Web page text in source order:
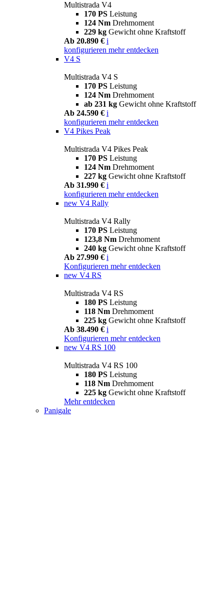
Multistrada V4
170 PS Leistung
124 Nm Drehmoment
229 kg Gewicht ohne Kraftstoff
Ab 20.890 € i
konfigurieren mehr entdecken
V4 S
Multistrada V4 S
170 PS Leistung
124 Nm Drehmoment
ab 231 kg Gewicht ohne Kraftstoff
Ab 24.590 € i
konfigurieren mehr entdecken
V4 Pikes Peak
Multistrada V4 Pikes Peak
170 PS Leistung
124 Nm Drehmoment
227 kg Gewicht ohne Kraftstoff
Ab 31.990 € i
konfigurieren mehr entdecken
new V4 Rally
Multistrada V4 Rally
170 PS Leistung
123,8 Nm Drehmoment
240 kg Gewicht ohne Kraftstoff
Ab 27.990 € i
Konfigurieren mehr entdecken
new V4 RS
Multistrada V4 RS
180 PS Leistung
118 Nm Drehmoment
225 kg Gewicht ohne Kraftstoff
Ab 38.490 € i
Konfigurieren mehr entdecken
new V4 RS 100
Multistrada V4 RS 100
180 PS Leistung
118 Nm Drehmoment
225 kg Gewicht ohne Kraftstoff
Mehr entdecken
Panigale